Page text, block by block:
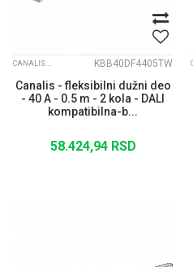
CANALIS KBB KBB40DF4405TW
Canalis - fleksibilni dužni deo
- 40 A - 0.5 m - 2 kola - DALI
kompatibilna-b...
58.424,94 RSD